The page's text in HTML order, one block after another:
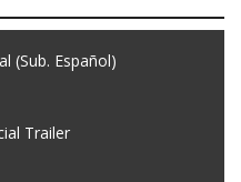
(Sub. Español)
Trailer